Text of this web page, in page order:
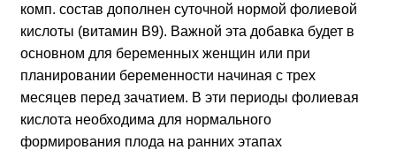
комп. состав дополнен суточной нормой фолиевой
кислоты (витамин B9). Важной эта добавка будет в
основном для беременных женщин или при
планировании беременности начиная с трех
месяцев перед зачатием. В эти периоды фолиевая
кислота необходима для нормального
формирования плода на ранних этапах